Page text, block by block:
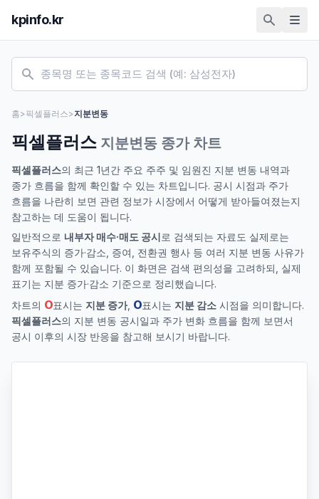
kpinfo.kr
홈>픽셀플러스>지분변동
픽셀플러스 지분변동 종가 차트
픽셀플러스의 최근 1년간 주요 주주 및 임원진 지분 변동 내역과
종가 흐름을 함께 확인할 수 있는 차트입니다. 공시 시점과 주가
흐름을 나란히 보면 관련 정보가 시장에서 어떻게 받아들여졌는지
참고하는 데 도움이 됩니다.
일반적으로 내부자 매수·매도 공시로 검색되는 자료도 실제로는
보유주식의 증가·감소, 증여, 전환권 행사 등 여러 지분 변동 사유가
함께 포함될 수 있습니다. 이 화면은 검색 편의성을 고려하되, 실제
표기는 지분 증가·감소 기준으로 정리했습니다.
차트의 O표시는 지분 증가, O표시는 지분 감소 시점을 의미합니다.
픽셀플러스의 지분 변동 공시일과 주가 변화 흐름을 함께 보면서
공시 이후의 시장 반응을 참고해 보시기 바랍니다.